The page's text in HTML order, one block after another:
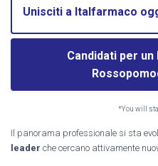
Unisciti a Italfarmaco
Candidati per
*You will
Il panorama professionale si sta
leader che cercano attivamente